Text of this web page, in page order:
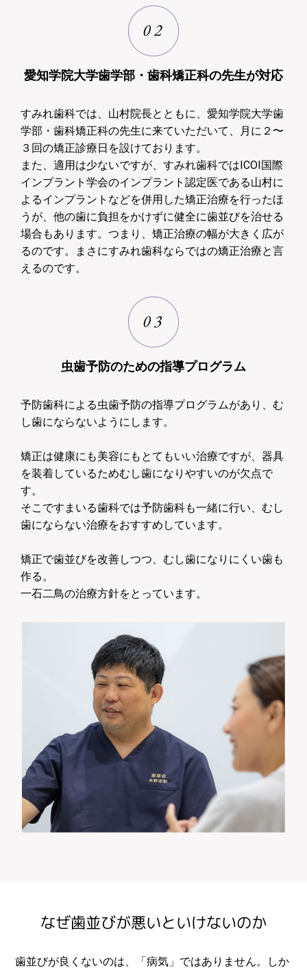
愛知学院大学歯学部・歯科矯正科の先生が対応
すみれ歯科では、山村院長とともに、愛知学院大学歯
学部・歯科矯正科の先生に来ていただいて、月に２〜
３回の矯正診療日を設けております。
また、適用は少ないですが、すみれ歯科ではICOI国際
インプラント学会のインプラント認定医である山村に
よるインプラントなどを併用した矯正治療を行ったほ
うが、他の歯に負担をかけずに健全に歯並びを治せる
場合もあります。つまり、矯正治療の幅が大きく広が
るのです。まさにすみれ歯科ならではの矯正治療と言
えるのです。
虫歯予防のための指導プログラム
予防歯科による虫歯予防の指導プログラムがあり、む
し歯にならないようにします。
矯正は健康にも美容にもとてもいい治療ですが、器具
を装着しているためむし歯になりやすいのが欠点で
す。
そこですまいる歯科では予防歯科も一緒に行い、むし
歯にならない治療をおすすめしています。
矯正で歯並びを改善しつつ、むし歯になりにくい歯も
作る。
一石二鳥の治療方針をとっています。
なぜ歯並びが悪いといけないのか
歯並びが良くないのは、「病気」ではありません。しか